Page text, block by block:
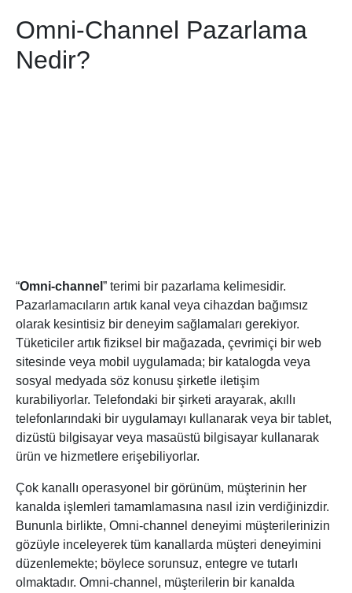
Omni-Channel Pazarlama
Nedir?
“Omni-channel ” terimi bir pazarlama kelimesidir.
Pazarlamacıların artık kanal veya cihazdan bağımsız
olarak kesintisiz bir deneyim sağlamaları gerekiyor.
Tüketiciler artık fiziksel bir mağazada, çevrimiçi bir web
sitesinde veya mobil uygulamada; bir katalogda veya
sosyal medyada söz konusu şirketle iletişim
kurabiliyorlar. Telefondaki bir şirketi arayarak, akıllı
telefonlarındaki bir uygulamayı kullanarak veya bir tablet,
dizüstü bilgisayar veya masaüstü bilgisayar kullanarak
ürün ve hizmetlere erişebiliyorlar.
Çok kanallı operasyonel bir görünüm, müşterinin her
kanalda işlemleri tamamlamasına nasıl izin verdiğinizdir.
Bununla birlikte, Omni-channel deneyimi müşterilerinizin
gözüyle inceleyerek tüm kanallarda müşteri deneyimini
düzenlemekte; böylece sorunsuz, entegre ve tutarlı
olmaktadır. Omni-channel, müşterilerin bir kanalda